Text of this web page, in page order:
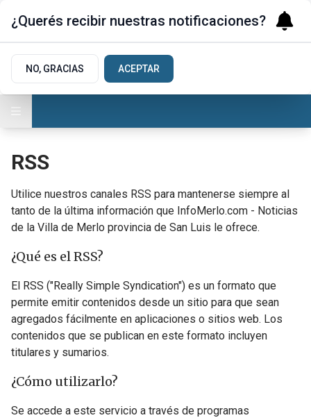
RSS
Utilice nuestros canales RSS para mantenerse siempre al
tanto de la última información que InfoMerlo.com - Noticias
de la Villa de Merlo provincia de San Luis le ofrece.
¿Qué es el RSS?
El RSS ("Really Simple Syndication") es un formato que
permite emitir contenidos desde un sitio para que sean
agregados fácilmente en aplicaciones o sitios web. Los
contenidos que se publican en este formato incluyen
titulares y sumarios.
¿Cómo utilizarlo?
Se accede a este servicio a través de programas
¿Querés recibir nuestras notificaciones?
NO, GRACIAS ACEPTAR